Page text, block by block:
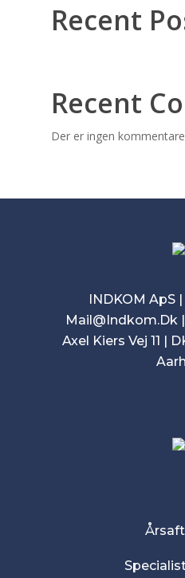
Recent
Recent
Der er ingen
INDKOM ApS |
Mail@Indkom.Dk|
Axel Kiers Vej 11 |